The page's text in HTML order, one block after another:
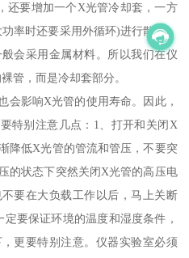
还要增加一个X光管冷却套，一方
率时还要采用外循环)进行散热，
会采用金属材料。所以我们在仪
管，而是冷却套部分。
会影响X光管的使用寿命。因此，
特别注意几点：1、打开和关闭X
降低X光管的管流和管压，不要突
的状态下突然关闭X光管的高压电
要在大负载工作以后，马上关断
要保证环境的温度和湿度条件，
更要特别注意。仪器实验室必须